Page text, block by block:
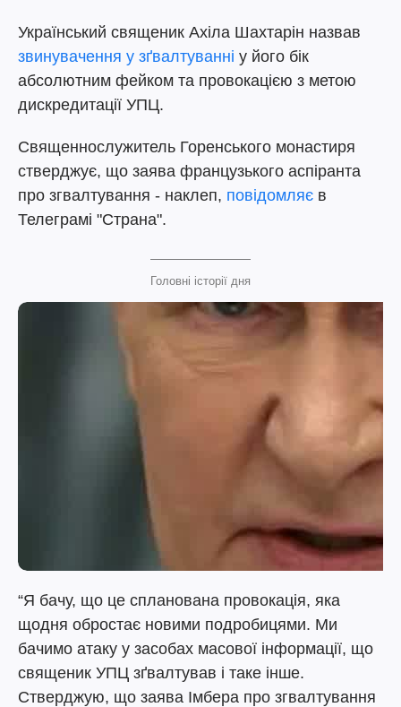
Український священик Ахіла Шахтарін назвав
звинувачення у зґвалтуванні у його бік
абсолютним фейком та провокацією з метою
дискредитації УПЦ.
Священнослужитель Горенського монастиря
стверджує, що заява французького аспіранта
про згвалтування - наклеп, повідомляє в
Телеграмі "Страна".
Головні історії дня
“Я бачу, що це спланована провокація, яка
щодня обростає новими подробицями. Ми
бачимо атаку у засобах масової інформації, що
священик УПЦ зґвалтував і таке інше.
Стверджую, що заява Імбера про згвалтування